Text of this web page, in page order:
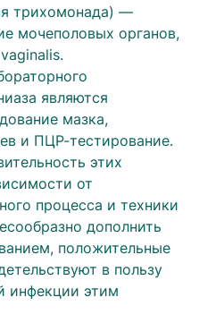
трихомонада) —
мочеполовых органов,
являются
мазка,
и ПЦР-тестирование.
этих
от
процесса и техники
дополнить
положительные
в пользу
инфекции этим